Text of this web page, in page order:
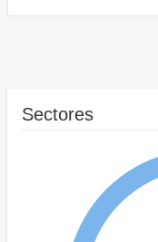
Sectores